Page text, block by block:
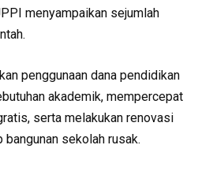
menyampaikan sejumlah
penggunaan dana pendidikan
akademik, mempercepat
serta melakukan renovasi
sekolah rusak.